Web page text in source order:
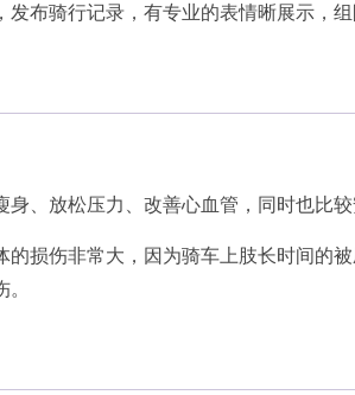
发布骑行记录，有专业的表情晰展示，
、放松压力、改善心血管，同时也比较
的损伤非常大，因为骑车上肢长时间的